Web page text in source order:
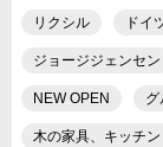
リクシル ドイ
ジョージジェンセン
NEW OPEN グ
木の家具、キッチ